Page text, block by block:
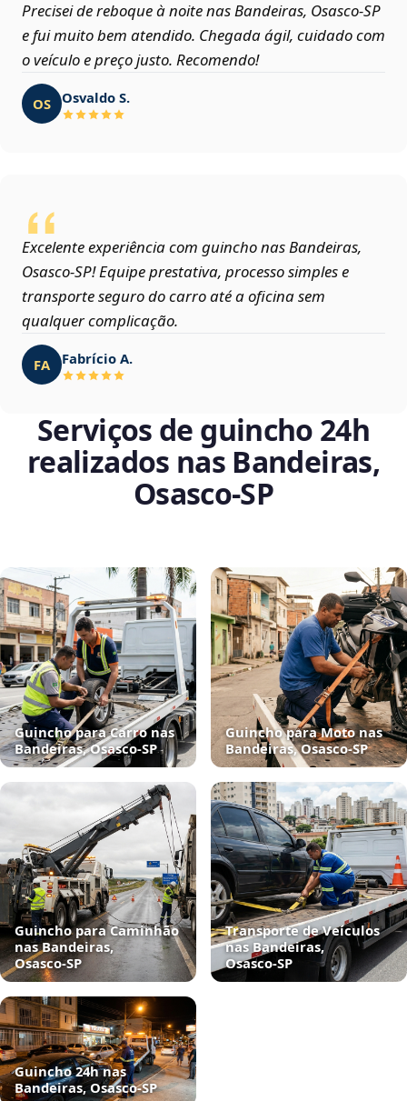
Precisei de reboque à noite nas Bandeiras, Osasco‑SP
e fui muito bem atendido. Chegada ágil, cuidado com
o veículo e preço justo. Recomendo!
OS Osvaldo S.
Excelente experiência com guincho nas Bandeiras,
Osasco‑SP! Equipe prestativa, processo simples e
transporte seguro do carro até a oficina sem
qualquer complicação.
FA Fabrício A.
Serviços de guincho 24h
realizados nas Bandeiras,
Osasco‑SP
Guincho para Carro nas
Bandeiras, Osasco‑SP
Guincho para Moto nas
Bandeiras, Osasco‑SP
Guincho para Caminhão
nas Bandeiras,
Osasco‑SP
Transporte de Veículos
nas Bandeiras,
Osasco‑SP
Guincho 24h nas
Bandeiras, Osasco‑SP